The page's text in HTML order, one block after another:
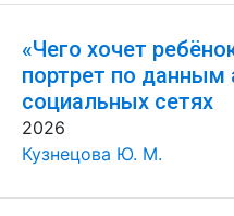
«Чего хочет
портрет по данным
социальных сетях
2026
Кузнецова Ю. М.